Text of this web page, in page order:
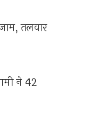
तलवार
ने 42